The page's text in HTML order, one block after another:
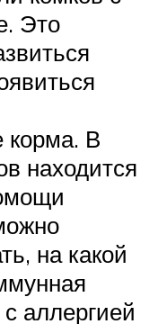
Это
корма. В
находится
на какой
аллергией